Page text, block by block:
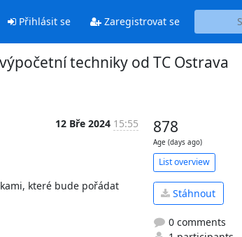
Přihlásit se Zaregistrovat se
techniky od TC Ostrava
12 Bře 2024 15:55
které bude pořádat
878
Age (days ago)
List overview
Stáhnout
0 comments